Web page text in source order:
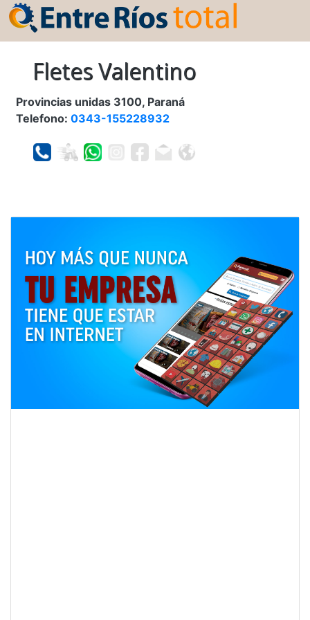
Fletes Valentino
Provincias unidas 3100, Paraná
Telefono: 0343-155228932